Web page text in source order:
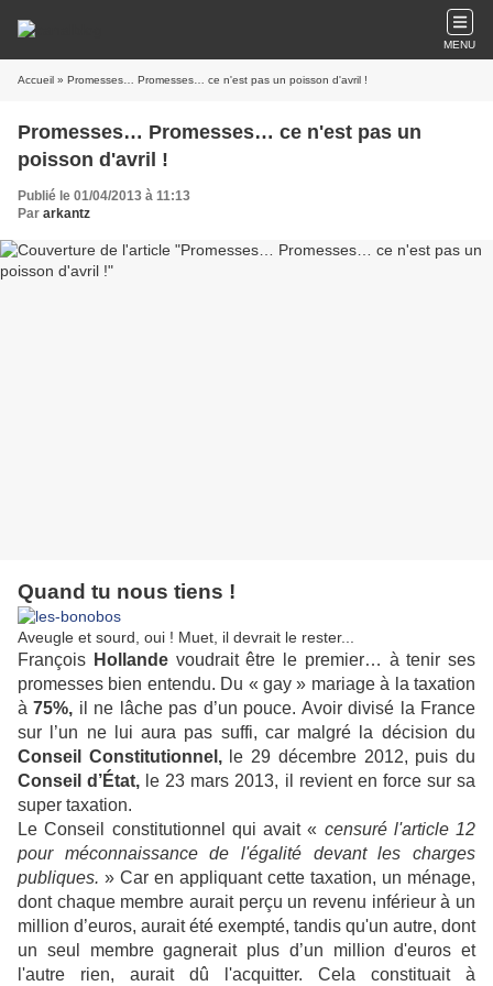
MENU
Accueil » Promesses… Promesses… ce n'est pas un poisson d'avril !
Promesses… Promesses… ce n'est pas un
poisson d'avril !
Publié le 01/04/2013 à 11:13
Par arkantz
Quand tu nous tiens !
Aveugle et sourd, oui ! Muet, il devrait le rester...
François Hollandevoudrait être le premier… à tenir ses
promesses bien entendu. Du « gay » mariage à la taxation
à75%, il ne lâche pas d’un pouce. Avoir divisé la France
sur l’un ne lui aura pas suffi, car malgré la décision du
Conseil Constitutionnel,le 29 décembre 2012, puis du
Conseil d’État, le 23 mars 2013, il revient en force sur sa
super taxation.
Le Conseil constitutionnel qui avait « censuré l'article 12
pour méconnaissance de l'égalité devant les charges
publiques. » Car en appliquant cette taxation, un ménage,
dont chaque membre aurait perçu un revenu inférieur à un
million d’euros, aurait été exempté, tandis qu'un autre, dont
un seul membre gagnerait plus d’un million d'euros et
l'autre rien, aurait dû l'acquitter. Cela constituait à